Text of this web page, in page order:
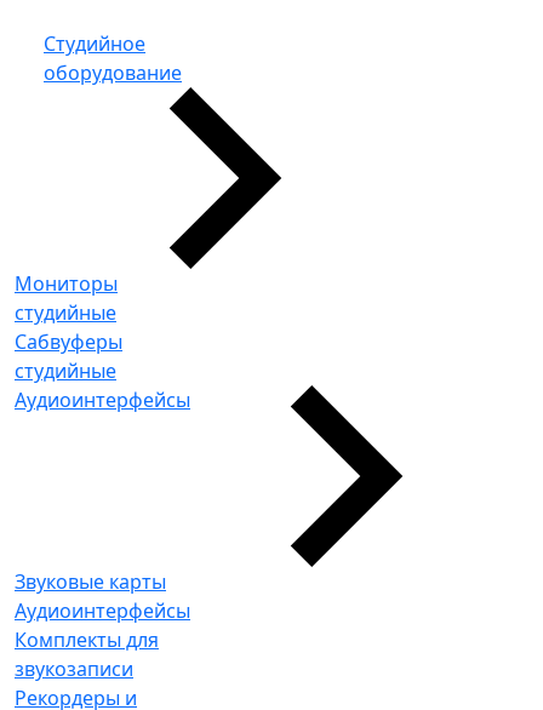
Студийное
оборудование
Мониторы
студийные
Сабвуферы
студийные
Аудиоинтерфейсы
Звуковые карты
Аудиоинтерфейсы
Комплекты для
звукозаписи
Рекордеры и